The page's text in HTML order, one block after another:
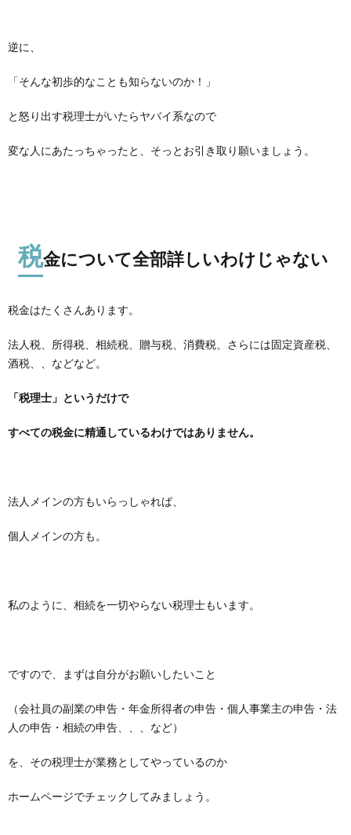
逆に、
「そんな初歩的なことも知らないのか！」
と怒り出す税理士がいたらヤバイ系なので
変な人にあたっちゃったと、そっとお引き取り願いましょう。
税金について全部詳しいわけじゃない
税金はたくさんあります。
法人税、所得税、相続税、贈与税、消費税、さらには固定資産税、
酒税、、などなど。
「税理士」というだけで
すべての税金に精通しているわけではありません。
法人メインの方もいらっしゃれば、
個人メインの方も。
私のように、相続を一切やらない税理士もいます。
ですので、まずは自分がお願いしたいこと
（会社員の副業の申告・年金所得者の申告・個人事業主の申告・法
人の申告・相続の申告、、、など）
を、その税理士が業務としてやっているのか
ホームページでチェックしてみましょう。